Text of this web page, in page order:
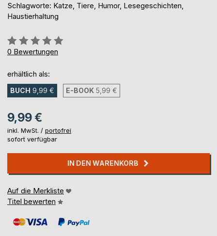
Schlagworte: Katze, Tiere, Humor, Lesegeschichten,
Haustierhaltung
Bewertung::
0%
0 Bewertungen
erhältlich als:
BUCH 9,99 € E-BOOK 5,99 €
9,99 €
inkl. MwSt. / portofrei
sofort verfügbar
IN DEN WARENKORB
Auf die Merkliste
Titel bewerten